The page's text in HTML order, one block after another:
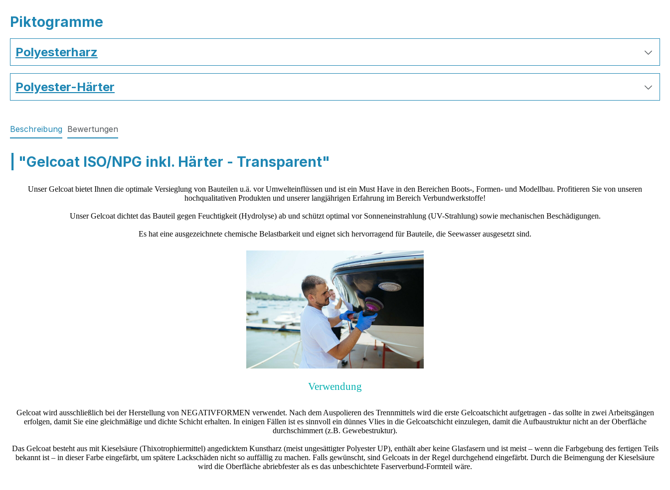
Piktogramme
Polyesterharz
Polyester-Härter
Beschreibung Bewertungen
| "Gelcoat ISO/NPG inkl. Härter - Transparent"
Unser Gelcoat bietet Ihnen die optimale Versieglung von Bauteilen u.ä. vor Umwelteinflüssen und ist ein Must Have in den Bereichen Boots-, Formen- und Modellbau. Profitieren Sie von unseren
hochqualitativen Produkten und unserer langjährigen Erfahrung im Bereich Verbundwerkstoffe!
Unser Gelcoat dichtet das Bauteil gegen Feuchtigkeit (Hydrolyse) ab und schützt optimal vor Sonneneinstrahlung (UV-Strahlung) sowie mechanischen Beschädigungen.
Es hat eine ausgezeichnete chemische Belastbarkeit und eignet sich hervorragend für Bauteile, die Seewasser ausgesetzt sind.
Verwendung
Gelcoat wird ausschließlich bei der Herstellung von NEGATIVFORMEN verwendet. Nach dem Auspolieren des Trennmittels wird die erste Gelcoatschicht aufgetragen - das sollte in zwei Arbeitsgängen
erfolgen, damit Sie eine gleichmäßige und dichte Schicht erhalten. In einigen Fällen ist es sinnvoll ein dünnes Vlies in die Gelcoatschicht einzulegen, damit die Aufbaustruktur nicht an der Oberfläche
durchschimmert (z.B. Gewebestruktur).
Das Gelcoat besteht aus mit Kieselsäure (Thixotrophiermittel) angedicktem Kunstharz (meist ungesättigter Polyester UP), enthält aber keine Glasfasern und ist meist – wenn die Farbgebung des fertigen Teils
bekannt ist – in dieser Farbe eingefärbt, um spätere Lackschäden nicht so auffällig zu machen. Falls gewünscht, sind Gelcoats in der Regel durchgehend eingefärbt. Durch die Beimengung der Kieselsäure
wird die Oberfläche abriebfester als es das unbeschichtete Faserverbund-Formteil wäre.